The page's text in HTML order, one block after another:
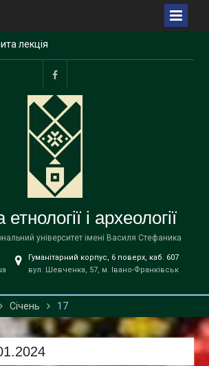
лекція
Макаровича
Makarowicz)
польського
доктора
Інституту
Університету
Адама Міцкевича в
(Республіка
на тему «Bukivna.
nad Dniestrem»
вступників на
програмою
спеціальності
трудового
кафедри
facebook
і археології
університет імені Василя Стефаника
Гуманітарний корпус, 6 поверх, каб. 607
вул. Шевченка, 57, м. Івано-Франківськ
Січень 17